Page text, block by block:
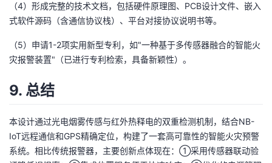
（4）形成完整的技术文档，包括硬件原理图、PCB设计文件、嵌入
式软件源码（含通信协议栈）、平台对接协议说明书等。
（5）申请1-2项实用新型专利，如"一种基于多传感器融合的智能火
灾报警装置"（已进行专利检索，具备新颖性）。
9. 总结
本设计通过光电烟雾传感与红外热释电的双重检测机制，结合NB-
IoT远程通信和GPS精确定位，构建了一套高可靠性的智能火灾预警
系统。相比传统报警器，主要创新点体现在：①采用传感器联动验